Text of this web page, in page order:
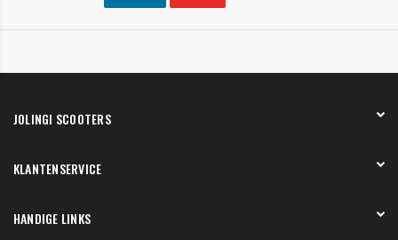
JOLINGI SCOOTERS
Onze showroom
KLANTENSERVICE
Verzending en bezorging
HANDIGE LINKS